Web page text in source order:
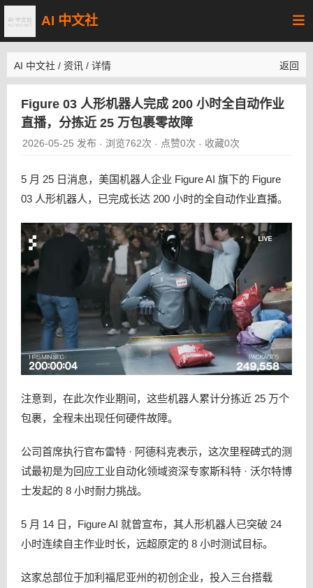
AI 中文社
AI 中文社 / 资讯 / 详情 返回
Figure 03 人形机器人完成 200 小时全自动作业
直播，分拣近 25 万包裹零故障
2026-05-25 发布 · 浏览762次 · 点赞0次 · 收藏0次
5 月 25 日消息，美国机器人企业 Figure AI 旗下的 Figure
03 人形机器人，已完成长达 200 小时的全自动作业直播。
注意到，在此次作业期间，这些机器人累计分拣近 25 万个
包裹，全程未出现任何硬件故障。
公司首席执行官布雷特 · 阿德科克表示，这次里程碑式的测
试最初是为回应工业自动化领域资深专家斯科特 · 沃尔特博
士发起的 8 小时耐力挑战。
5 月 14 日，Figure AI 就曾宣布，其人形机器人已突破 24
小时连续自主作业时长，远超原定的 8 小时测试目标。
这家总部位于加利福尼亚州的初创企业，投入三台搭载